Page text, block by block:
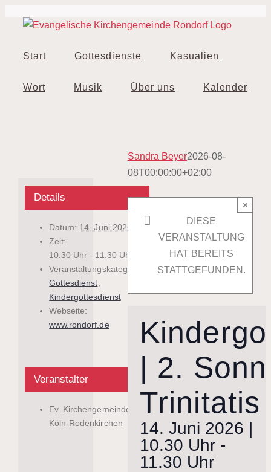
Inhalt
Start
Gottesdienste Kasualien
Wort Musik Über uns Kalender
Sandra Beyer2026-08-
08T00:00:00+02:00
DIESE
VERANSTALTUNG
HAT BEREITS
STATTGEFUNDEN.
×
| 2.
Trinitatis
14. Juni 2026 |
10.30 Uhr-
11.30 Uhr
Details
Datum: 14. Juni 2026
Zeit:
10.30 Uhr - 11.30 Uhr
Veranstaltungskategorien:
Gottesdienst
Kindergottesdienst
Webseite:
www.rondorf.de
Veranstalter
Ev. Kirchengemeinde
Köln-Rodenkirchen